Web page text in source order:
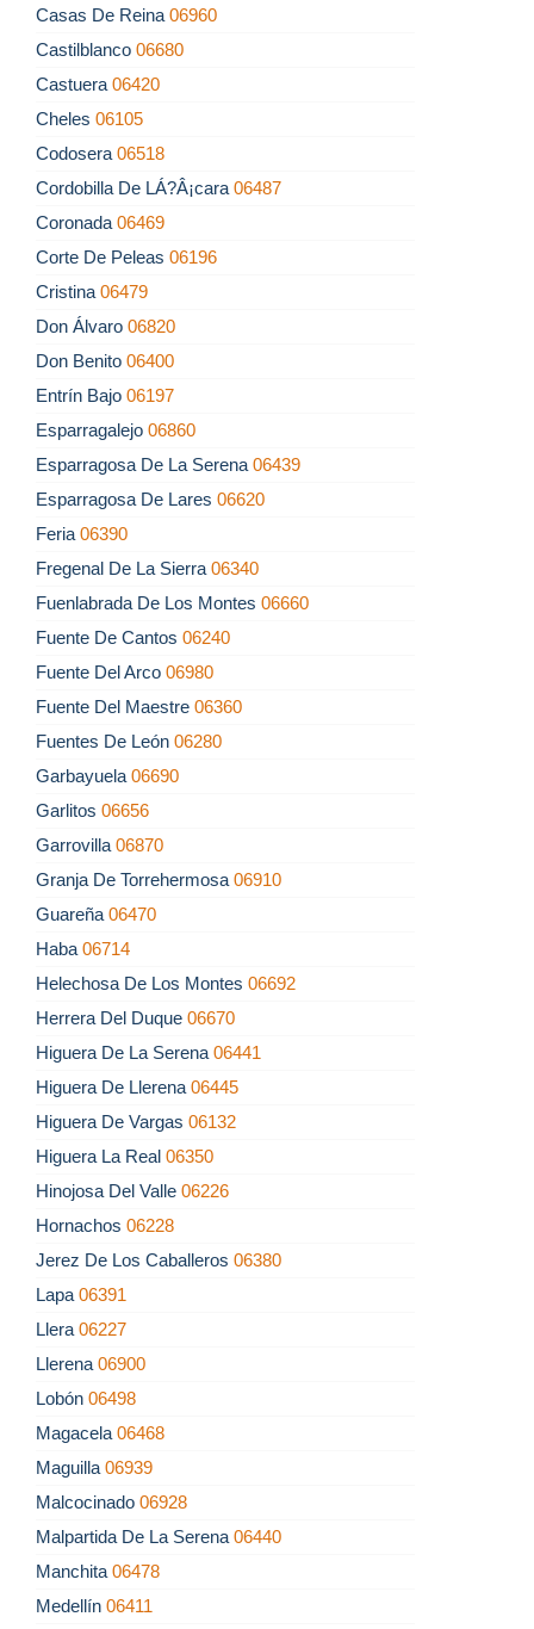
Casas De Reina 06960
Castilblanco 06680
Castuera 06420
Cheles 06105
Codosera 06518
Cordobilla De LÁ?Â¡cara 06487
Coronada 06469
Corte De Peleas 06196
Cristina 06479
Don Álvaro 06820
Don Benito 06400
Entrín Bajo 06197
Esparragalejo 06860
Esparragosa De La Serena 06439
Esparragosa De Lares 06620
Feria 06390
Fregenal De La Sierra 06340
Fuenlabrada De Los Montes 06660
Fuente De Cantos 06240
Fuente Del Arco 06980
Fuente Del Maestre 06360
Fuentes De León 06280
Garbayuela 06690
Garlitos 06656
Garrovilla 06870
Granja De Torrehermosa 06910
Guareña 06470
Haba 06714
Helechosa De Los Montes 06692
Herrera Del Duque 06670
Higuera De La Serena 06441
Higuera De Llerena 06445
Higuera De Vargas 06132
Higuera La Real 06350
Hinojosa Del Valle 06226
Hornachos 06228
Jerez De Los Caballeros 06380
Lapa 06391
Llera 06227
Llerena 06900
Lobón 06498
Magacela 06468
Maguilla 06939
Malcocinado 06928
Malpartida De La Serena 06440
Manchita 06478
Medellín 06411